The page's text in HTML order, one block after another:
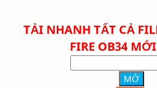
TẢI NHANH TẤT CẢ
FIRE OB34
MỞ